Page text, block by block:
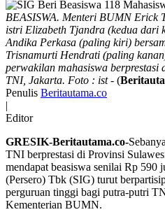
BEASISWA. Menteri BUMN Erick
istri Elizabeth Tjandra (kedua dari
Andika Perkasa (paling kiri)
Trisnamurti Hendrati (paling
perwakilan mahasiswa berprestasi
TNI, Jakarta. Foto : ist- (
Penulis Beritautama.co
|
Editor
GRESIK-Beritautama.co-
TNI berprestasi di Provinsi
mendapat beasiswa senilai Rp 590
(Persero) Tbk (SIG) turut
perguruan tinggi bagi putra-putri
Kementerian BUMN.